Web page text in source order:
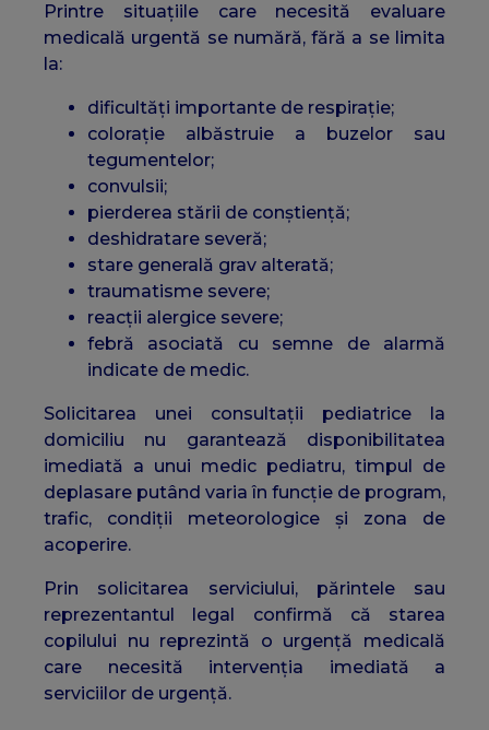
Printre situațiile care necesită evaluare
medicală urgentă se numără, fără a se limita
la:
dificultăți importante de respirație;
colorație albăstruie a buzelor sau
tegumentelor;
convulsii;
pierderea stării de conștiență;
deshidratare severă;
stare generală grav alterată;
traumatisme severe;
reacții alergice severe;
febră asociată cu semne de alarmă
indicate de medic.
Solicitarea unei consultații pediatrice la
domiciliu nu garantează disponibilitatea
imediată a unui medic pediatru, timpul de
deplasare putând varia în funcție de program,
trafic, condiții meteorologice și zona de
acoperire.
Prin solicitarea serviciului, părintele sau
reprezentantul legal confirmă că starea
copilului nu reprezintă o urgență medicală
care necesită intervenția imediată a
serviciilor de urgență.